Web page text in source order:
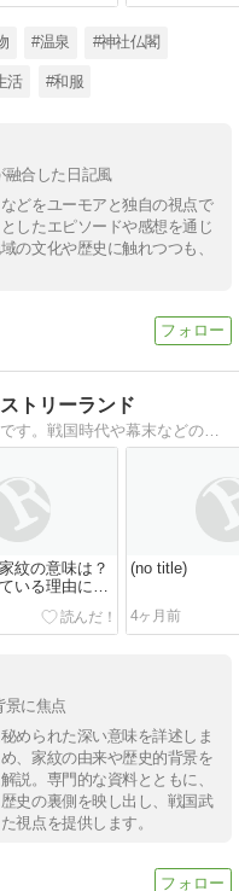
#温泉 #神社仏閣
活 #和服
融合した日記風
どをユーモアと独自の視点で
したエピソードや感想を通じ
の文化や歴史に触れつつも、
トリーランド
歴史をわかりやすく解説したサイトです。戦国時代や幕末などの日本史、三国志などの中国史やローマ史といった世界史、歴史人物の情報や歴史に関する雑学などを解説します
紋の意味は？
いる理由につ
(no title)
4ヶ月前
景に焦点
められた深い意味を詳述しま
、家紋の由来や歴史的背景を
説。専門的な資料とともに、
史の裏側を映し出し、戦国武
視点を提供します。